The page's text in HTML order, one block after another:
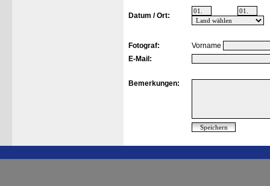
Datum / Ort:
Fotograf:
Vorname
E-Mail:
Bemerkungen: